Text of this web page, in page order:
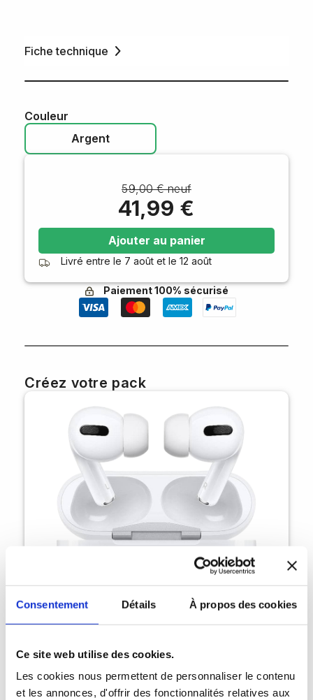
Consentement Détails À propos des cookies
Ce site web utilise des cookies.
Les cookies nous permettent de personnaliser le contenu
et les annonces, d'offrir des fonctionnalités relatives aux
Fiche technique
Couleur
Argent
59,00 € neuf
41,99 €
Ajouter au panier
Livré entre le 7 août et le 12 août
Paiement 100% sécurisé
Créez votre pack
AirPods Pro 1 MageSafe
146,30 €